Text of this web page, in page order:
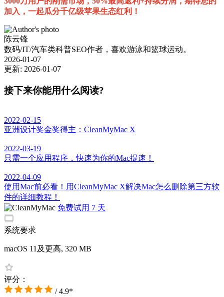
加入，一起瓜分千亿级苹果生态红利！
陈云锋
数码/IT/汽车类科普SEO作者，喜欢游泳和篮球运动。
2026-01-07
更新: 2026-01-07
接下来你能用什么阅读?
2022-02-15
亚洲设计奖金奖得主：CleanMyMac X
2022-03-19
只需一个应用程序，快速为你的Mac提速！
2022-04-09
使用Mac前必看！用CleanMyMac X解决Mac怎么删除第三方软
件的详细教程！
免费试用 7 天
系统要求
macOS 11及更高, 320 MB
评分：
/ 4.9*